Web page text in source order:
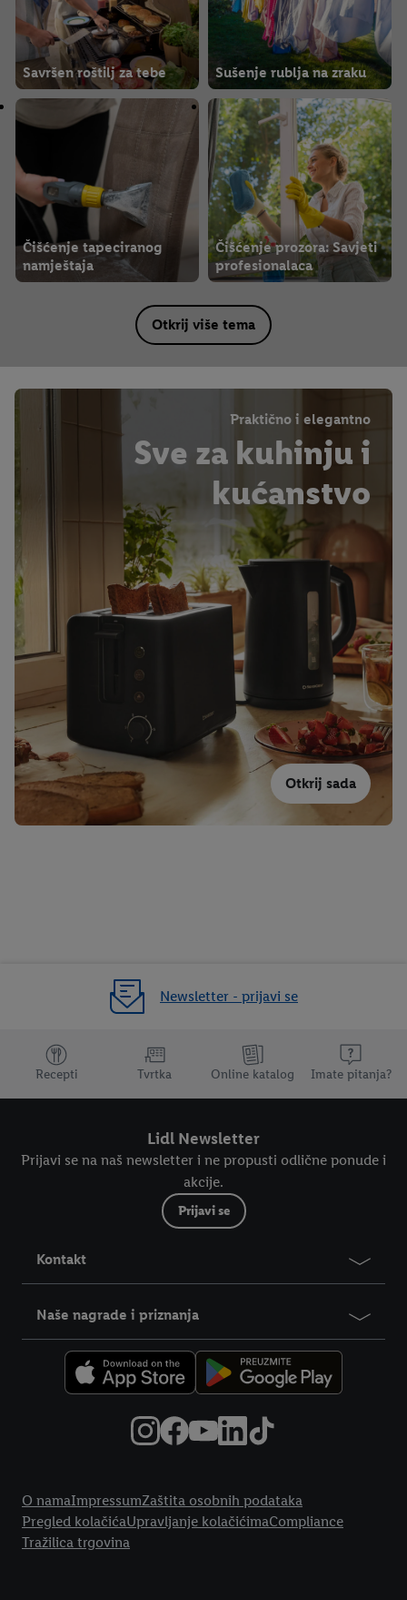
Savršen roštilj za tebe Sušenje rublja na zraku
Čišćenje tapeciranog
namještaja
Čišćenje prozora: Savjeti
profesionalaca
Otkrij više tema
Praktično i elegantno
Sve za kuhinju i
kućanstvo
Otkrij sada
Newsletter - prijavi se
Dodatne teme
Recepti Tvrtka Online katalog Imate pitanja?
Lidl Newsletter
Prijavi se na naš newsletter i ne propusti odlične ponude i
akcije.
Prijavi se
Kontakt
Naše nagrade i priznanja
O namaImpressumZaštita osobnih podataka
Pregled kolačićaUpravljanje kolačićimaCompliance
Tražilica trgovina